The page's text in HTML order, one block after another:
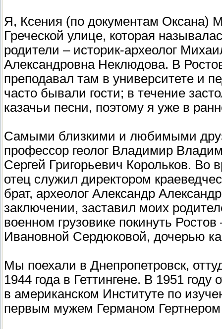
Я, Ксения (по документам Оксана)
Греческой улице, которая
родители – историк-археолог
Александровна Неклюдова. В
преподавал там в университете и
часто бывали гости; в течение
казачьи песни, поэтому я уже в
Самыми близкими и любимыми
профессор геолог Владимир
Сергей Григорьевич Корольков. Во
отец служил директором
брат, археолог Александр
заключении, заставил моих
военном грузовике покинуть
Ивановной Сердюковой, дочерью
Мы поехали в Днепропетровск,
1944 года в Геттингене. В 1951
в американском Институте по
первым мужем Германом